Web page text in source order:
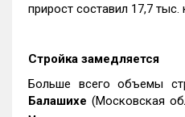
прирост составил 17,7 тыс.
Стройка замедляется
Больше всего объемы
Балашихе (Московская